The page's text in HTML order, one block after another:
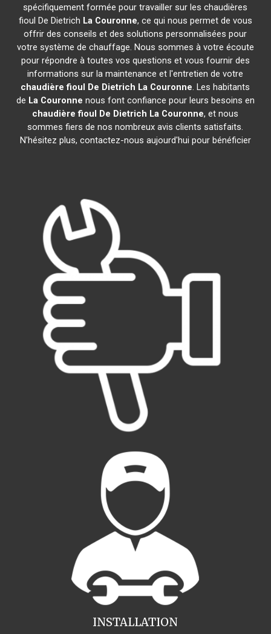
spécifiquement formée pour travailler sur les chaudières
fioul De Dietrich La Couronne, ce qui nous permet de vous
offrir des conseils et des solutions personnalisées pour
votre système de chauffage. Nous sommes à votre écoute
pour répondre à toutes vos questions et vous fournir des
informations sur la maintenance et l'entretien de votre
chaudière fioul De Dietrich La Couronne. Les habitants
de La Couronne nous font confiance pour leurs besoins en
chaudière fioul De Dietrich La Couronne, et nous
sommes fiers de nos nombreux avis clients satisfaits.
N'hésitez plus, contactez-nous aujourd'hui pour bénéficier
INSTALLATION